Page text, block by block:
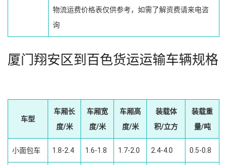
物流运费价格表仅供参考，如需了解资费请来电咨
询
厦门翔安区到百色货运运输车辆规格
车型
车厢长
度/米
车厢宽
度/米
车厢高
度/米
装载体
积/立方
装载重
量/吨
小面包车 1.8-2.4 1.6-1.8 1.7-2.0 2.4-4.0 0.5-0.8